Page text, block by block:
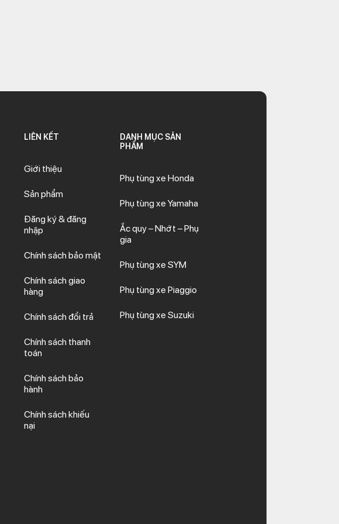
LIÊN KẾT
Giới thiệu
Sản phẩm
Đăng ký & đăng
nhập
Chính sách bảo mật
Chính sách giao
hàng
Chính sách đổi trả
Chính sách thanh
toán
Chính sách bảo
hành
Chính sách khiếu
nại
DANH MỤC SẢN
PHẨM
Phụ tùng xe Honda
Phụ tùng xe Yamaha
Ắc quy – Nhớt – Phụ
gia
Phụ tùng xe SYM
Phụ tùng xe Piaggio
Phụ tùng xe Suzuki